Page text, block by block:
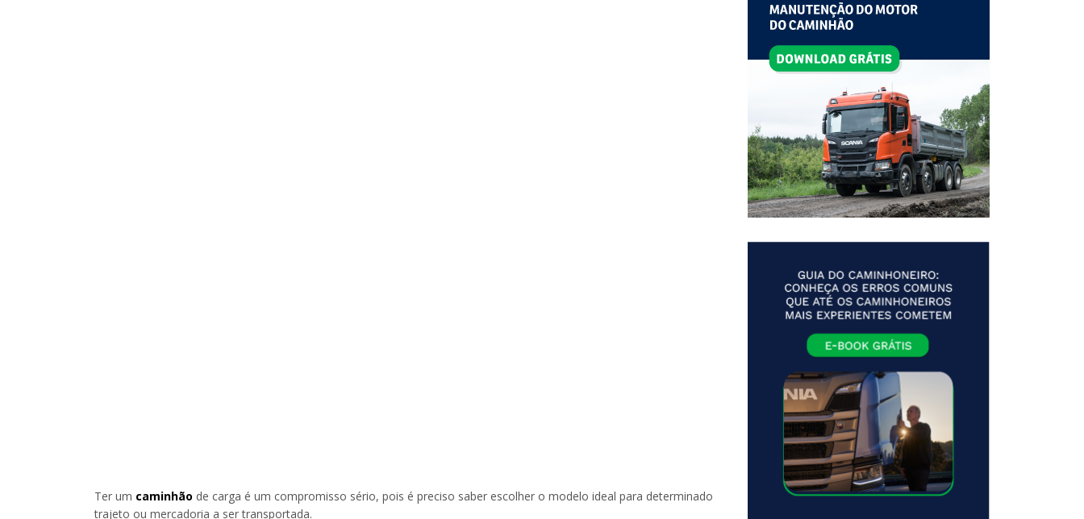
Ter um caminhão de carga é um compromisso sério, pois é preciso saber escolher o modelo ideal para determinado
trajeto ou mercadoria a ser transportada.